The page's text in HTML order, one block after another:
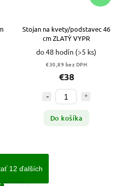
Stojan na kvety/podstavec 46
cm ZLATÝ VYPR
do 48 hodín (>5 ks)
€30,89 bez DPH
€38
Do košíka
12 ďalších